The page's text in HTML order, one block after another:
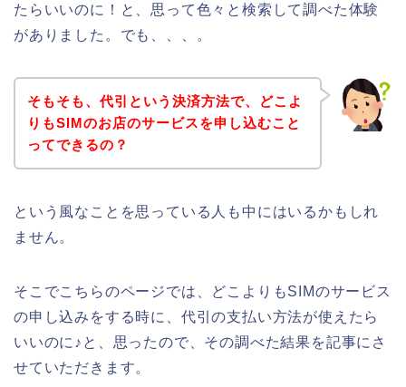
たらいいのに！と、思って色々と検索して調べた体験
がありました。でも、、、。
そもそも、代引という決済方法で、どこよ
りもSIMのお店のサービスを申し込むこと
ってできるの？
という風なことを思っている人も中にはいるかもしれ
ません。
そこでこちらのページでは、どこよりもSIMのサービス
の申し込みをする時に、代引の支払い方法が使えたら
いいのに♪と、思ったので、その調べた結果を記事にさ
せていただきます。